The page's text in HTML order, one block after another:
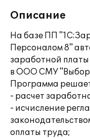
Описание
На базе ПП
Персоналом 8"
заработной
в ООО СМУ
Программа
- расчет
- исчисление
оплаты труда;